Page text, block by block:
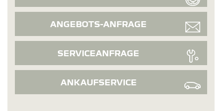
ANGEBOTS-ANFRAGE
SERVICEANFRAGE
ANKAUFSERVICE